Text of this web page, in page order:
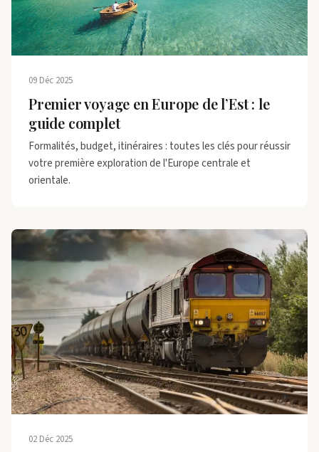
09 Déc 2025
Premier voyage en Europe de l’Est : le
guide complet
Formalités, budget, itinéraires : toutes les clés pour réussir
votre première exploration de l'Europe centrale et
orientale.
02 Déc 2025